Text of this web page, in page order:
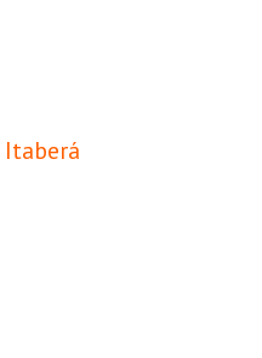
Itaberá